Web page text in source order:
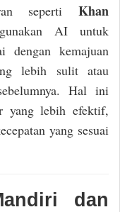
seperti Khan
AI untuk
dengan kemajuan
lebih sulit atau
Hal ini
yang lebih efektif,
yang sesuai
dan